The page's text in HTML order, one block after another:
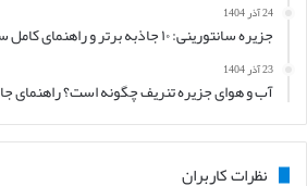
24 آذر 1404
جزیره سانتورینی: ۱۰ جاذبه برتر و راهنمای کامل سفر به مروارید یونان
23 آذر 1404
آب و هوای جزیره تنریف چگونه است؟ راهنمای
نظرات کاربران